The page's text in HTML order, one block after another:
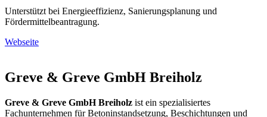
Unterstützt bei Energieeffizienz, Sanierungsplanung und
Fördermittelbeantragung.
Webseite
Greve & Greve GmbH Breiholz
Greve & Greve GmbH Breiholz ist ein spezialisiertes
Fachunternehmen für Betoninstandsetzung, Beschichtungen und